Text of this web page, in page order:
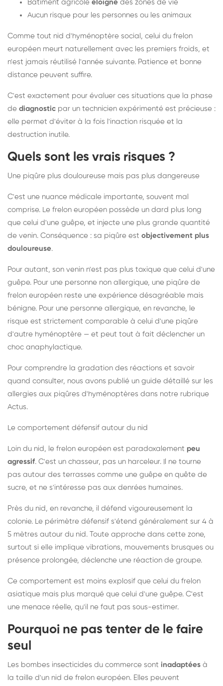
Bâtiment agricole éloigné des zones de vie
Aucun risque pour les personnes ou les animaux
Comme tout nid d'hyménoptère social, celui du frelon
européen meurt naturellement avec les premiers froids, et
n'est jamais réutilisé l'année suivante. Patience et bonne
distance peuvent suffire.
C'est exactement pour évaluer ces situations que la phase
de diagnostic par un technicien expérimenté est précieuse :
elle permet d'éviter à la fois l'inaction risquée et la
destruction inutile.
Quels sont les vrais risques ?
Une piqûre plus douloureuse mais pas plus dangereuse
C'est une nuance médicale importante, souvent mal
comprise. Le frelon européen possède un dard plus long
que celui d'une guêpe, et injecte une plus grande quantité
de venin. Conséquence : sa piqûre est objectivement plus
douloureuse.
Pour autant, son venin n'est pas plus toxique que celui d'une
guêpe. Pour une personne non allergique, une piqûre de
frelon européen reste une expérience désagréable mais
bénigne. Pour une personne allergique, en revanche, le
risque est strictement comparable à celui d'une piqûre
d'autre hyménoptère — et peut tout à fait déclencher un
choc anaphylactique.
Pour comprendre la gradation des réactions et savoir
quand consulter, nous avons publié un guide détaillé sur les
allergies aux piqûres d'hyménoptères dans notre rubrique
Actus.
Le comportement défensif autour du nid
Loin du nid, le frelon européen est paradoxalement peu
agressif. C'est un chasseur, pas un harceleur. Il ne tourne
pas autour des terrasses comme une guêpe en quête de
sucre, et ne s'intéresse pas aux denrées humaines.
Près du nid, en revanche, il défend vigoureusement la
colonie. Le périmètre défensif s'étend généralement sur 4 à
5 mètres autour du nid. Toute approche dans cette zone,
surtout si elle implique vibrations, mouvements brusques ou
présence prolongée, déclenche une réaction de groupe.
Ce comportement est moins explosif que celui du frelon
asiatique mais plus marqué que celui d'une guêpe. C'est
une menace réelle, qu'il ne faut pas sous-estimer.
Pourquoi ne pas tenter de le faire
seul
Les bombes insecticides du commerce sont inadaptées à
la taille d'un nid de frelon européen. Elles peuvent